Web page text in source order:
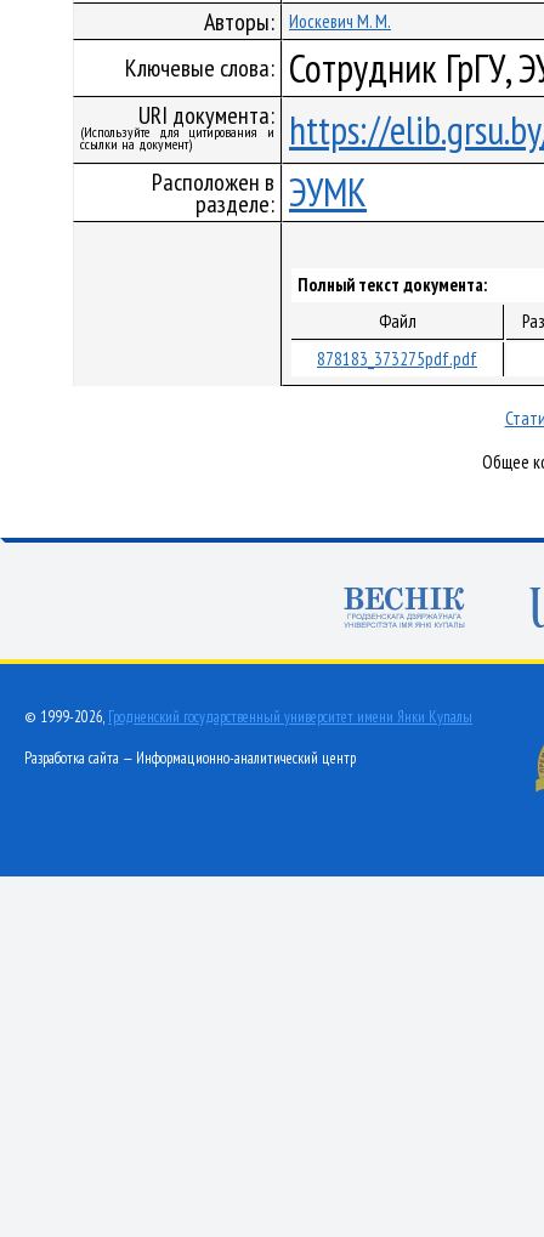
Авторы: Иоскевич М. М.
Ключевые слова: Сотрудник ГрГУ,
URI документа:
(Используйте для цитирования и
ссылки на документ) https://
Расположен в
разделе: ЭУМК
Полный текст документа:
Файл
878183_373275pdf.pdf
Общее
© 1999-2026, Гродненский государственный университет имени Янки Купалы
Разработка сайта — Информационно-аналитический центр